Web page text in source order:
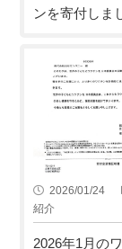
ンを寄付しま
2026/01/24
紹介
2026年1月の